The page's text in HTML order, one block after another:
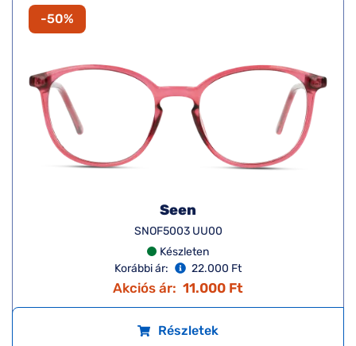
-50%
Seen
SNOF5003 UU00
Készleten
Korábbi ár:
22.000 Ft
Akciós ár: 11.000 Ft
Részletek